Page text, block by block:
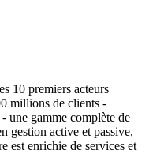
10 premiers acteurs
millions de clients -
une gamme complète de
gestion active et passive,
est enrichie de services et